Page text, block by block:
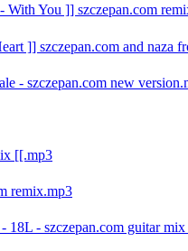
You ]] szczepan.com
]] szczepan.com and naza
- szczepan.com new
[[.mp3
remix.mp3
18L - szczepan.com guitar